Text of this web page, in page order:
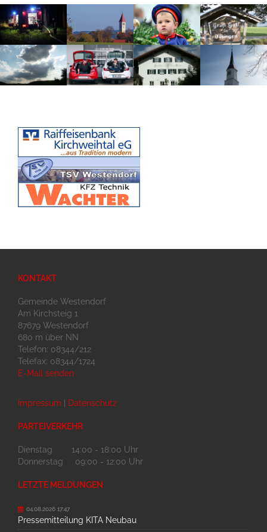
KONTAKT
Gemeinde Westendorf
Am Kirchsteig 1
87679 Westendorf
680 m über NN
Telefon: 08344/212
Telefax: 08344/1724
E-Mail senden
Impressum Datenschutz
PARTEIVERKEHR
Dienstag 14:00 - 18:00 Uhr
Donnerstag 09:00 - 12:00 Uhr
LETZTE MELDUNGEN
04.08.2026 17:47
Pressemitteilung KITA Neubau